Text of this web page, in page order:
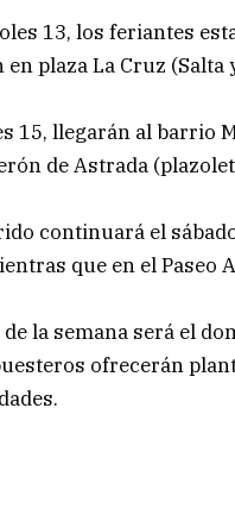
13, los feriantes
en plaza La Cruz
15, llegarán al barrio
de Astrada
continuará el
que en el Paseo
la semana será el
ofrecerán